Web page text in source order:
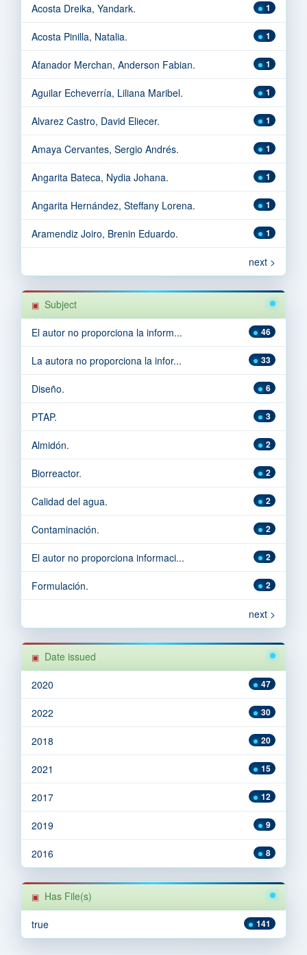
1
Acosta Dreika, Yandark.
1
Acosta Pinilla, Natalia.
1
Afanador Merchan, Anderson Fabian.
1
Aguilar Echeverría, Liliana Maribel.
1
Alvarez Castro, David Eliecer.
1
Amaya Cervantes, Sergio Andrés.
1
Angarita Bateca, Nydia Johana.
1
Angarita Hernández, Steffany Lorena.
1
Aramendiz Joiro, Brenin Eduardo.
next >
Subject
46
El autor no proporciona la inform...
33
La autora no proporciona la infor...
6
Diseño.
3
PTAP.
2
Almidón.
2
Biorreactor.
2
Calidad del agua.
2
Contaminación.
2
El autor no proporciona informaci...
2
Formulación.
next >
Date issued
47
2020
30
2022
20
2018
15
2021
12
2017
9
2019
8
2016
Has File(s)
141
true